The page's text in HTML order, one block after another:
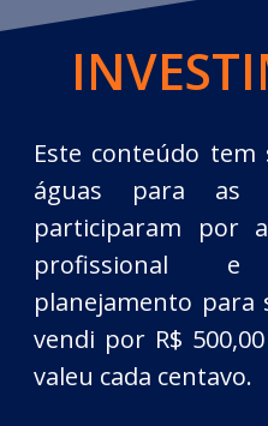
INVEST
Este conteúdo
águas para as
participaram por
profissional
planejamento
vendi por R$
valeu cada centavo.